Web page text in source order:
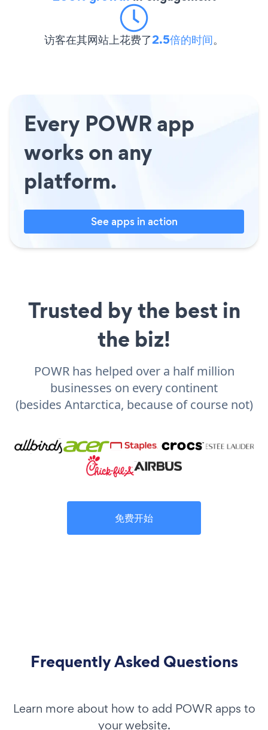
访客在其网站上花费了2.5倍的时间。
Every POWR app
works on any
platform.
See apps in action
Trusted by the best in
the biz!
POWR has helped over a half million
businesses on every continent
(besides Antarctica, because of course not)
免费开始
Frequently Asked Questions
Learn more about how to add POWR apps to
your website.